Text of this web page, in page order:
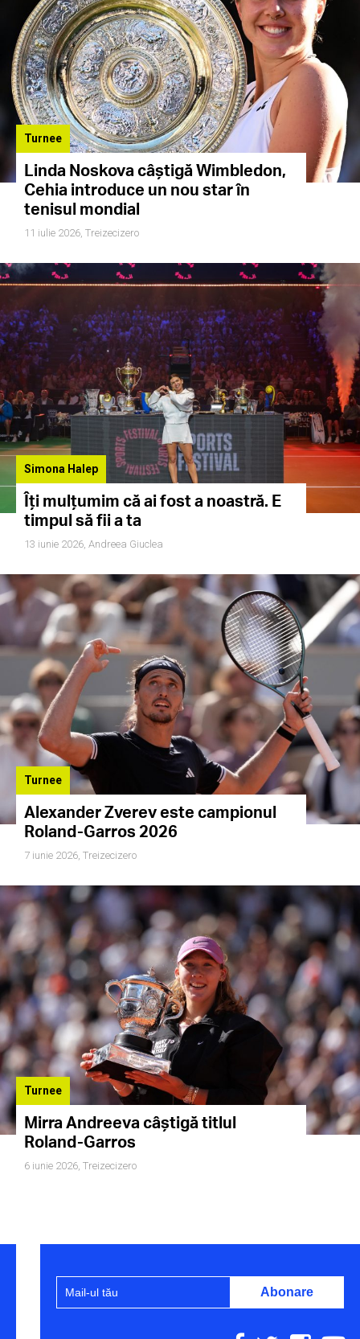
Turnee
Linda Noskova câștigă Wimbledon,
Cehia introduce un nou star în
tenisul mondial
11 iulie 2026, Treizecizero
Simona Halep
Îți mulțumim că ai fost a noastră. E
timpul să fii a ta
13 iunie 2026, Andreea Giuclea
Turnee
Alexander Zverev este campionul
Roland-Garros 2026
7 iunie 2026, Treizecizero
Turnee
Mirra Andreeva câștigă titlul
Roland-Garros
6 iunie 2026, Treizecizero